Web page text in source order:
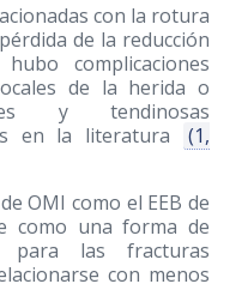
con la rotura
de la reducción
complicaciones
de la herida o
y tendinosas
en la literatura
(1,
OMI como el EEB de
como una forma de
para las fracturas
con menos